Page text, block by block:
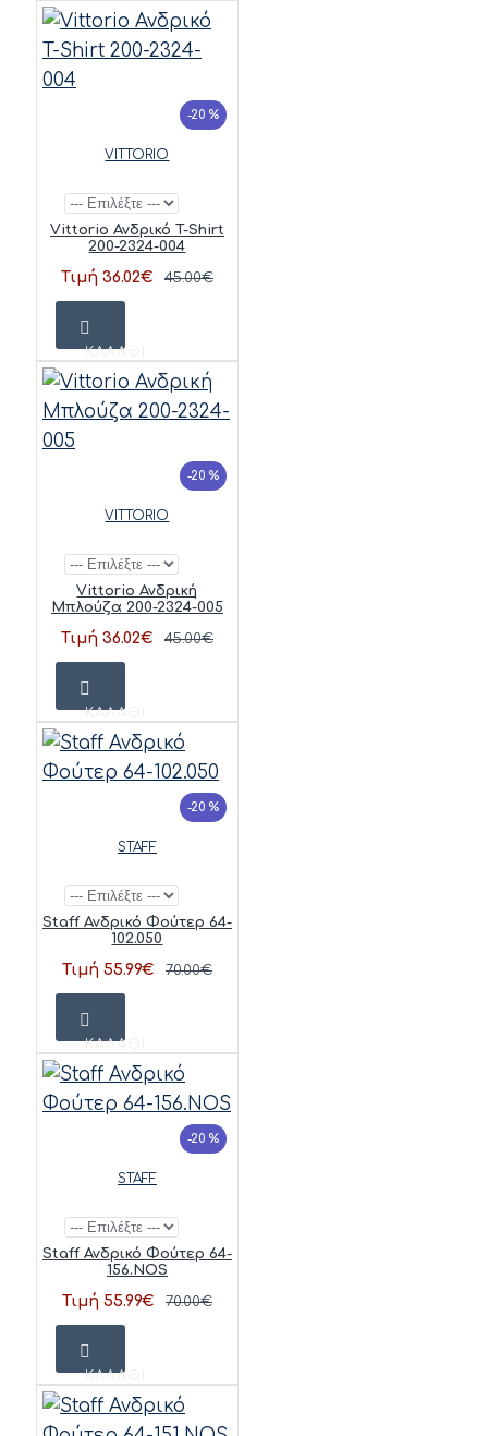
-20 %
VITTORIO
Vittorio Ανδρικό T-Shirt
200-2324-004
Τιμή 36.02€ 45.00€
ΚΑΛΆΘΙ
-20 %
VITTORIO
Vittorio Ανδρική
Μπλούζα 200-2324-005
Τιμή 36.02€ 45.00€
ΚΑΛΆΘΙ
-20 %
STAFF
Staff Ανδρικό Φούτερ 64-
102.050
Τιμή 55.99€ 70.00€
ΚΑΛΆΘΙ
-20 %
STAFF
Staff Ανδρικό Φούτερ 64-
156.NOS
Τιμή 55.99€ 70.00€
ΚΑΛΆΘΙ